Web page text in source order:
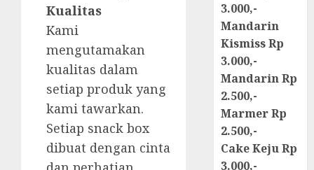
Kualitas
Kami
mengutamakan
kualitas dalam
setiap produk yang
kami tawarkan.
Setiap snack box
dibuat dengan cinta
3.000,-
Mandarin
Kismiss Rp
3.000,-
Mandarin Rp
2.500,-
Marmer Rp
2.500,-
Cake Keju Rp
3.000,-